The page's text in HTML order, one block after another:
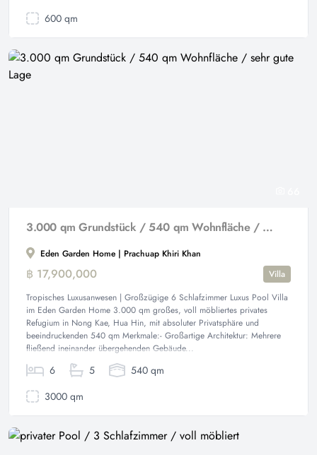
600 qm
3.000 qm Grundstück / 540 qm Wohnfläche / sehr gute Lage
Eden Garden Home | Prachuap Khiri Khan
฿ 17,900,000
Villa
Tropisches Luxusanwesen | Großzügige 6 Schlafzimmer Luxus Pool Villa
im Eden Garden Home 3.000 qm großes, voll möbliertes privates
Refugium in Nong Kae, Hua Hin, mit absoluter Privatsphäre und
beeindruckenden 540 qm Merkmale:- Großartige Architektur: Mehrere
fließend ineinander übergehenden Gebäude...
6 5
540 qm
3000 qm